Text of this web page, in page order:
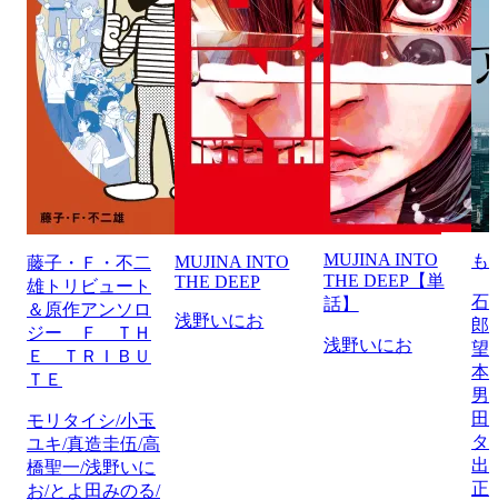
藤子・Ｆ・不二
雄トリビュート
＆原作アンソロ
ジー Ｆ ＴＨ
Ｅ ＴＲＩＢＵ
ＴＥ
モリタイシ/小玉
ユキ/真造圭伍/高
橋聖一/浅野いに
お/とよ田みのる/
MUJINA INTO
THE DEEP
浅野いにお
MUJINA INTO
THE DEEP【単
話】
浅野いにお
も
石
郎
望
本
男
田
タ
出
正